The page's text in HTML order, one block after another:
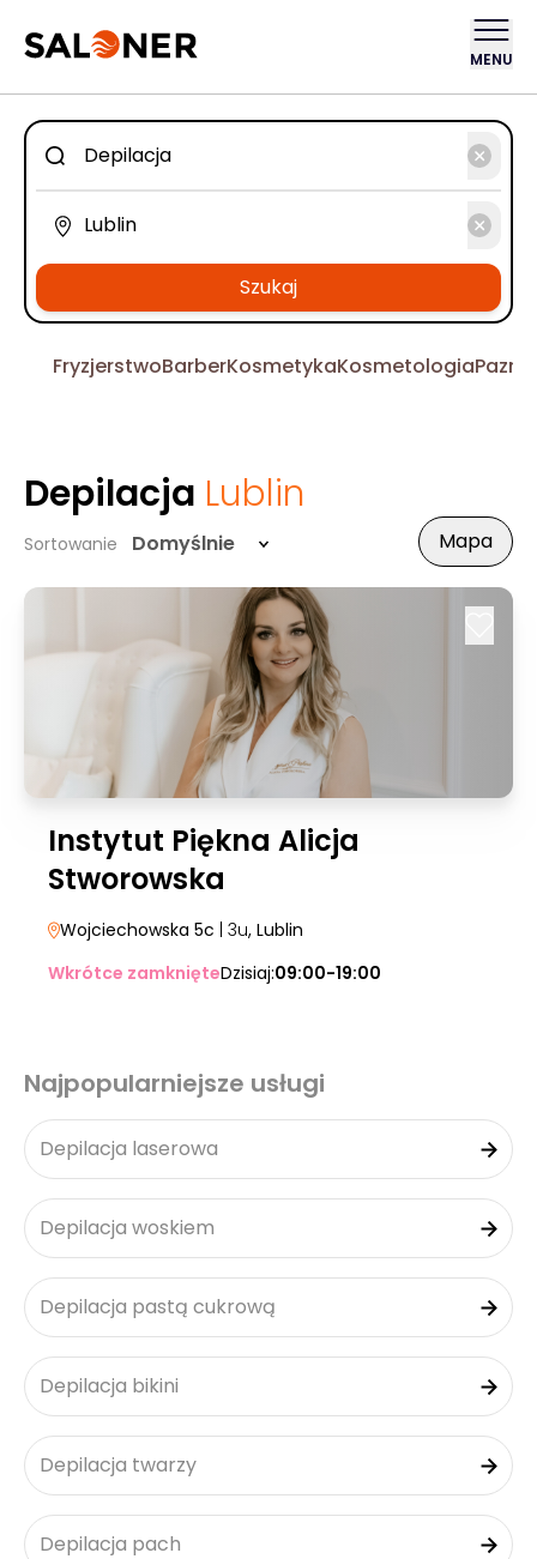
MENU
Szukaj
FryzjerstwoBarberKosmetykaKosmetologia
Depilacja Lublin
Sortowanie Domyślnie Mapa
Instytut Piękna Alicja
Stworowska
Wojciechowska 5c | 3u, Lublin
Wkrótce zamknięteDzisiaj:09:00-19:00
Najpopularniejsze usługi
Depilacja laserowa
Depilacja woskiem
Depilacja pastą cukrową
Depilacja bikini
Depilacja twarzy
Depilacja pach